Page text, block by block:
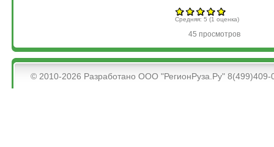
Средняя: 5 (1 оценка)
45 просмотров
&bsps;
© 2010-2026 Разработано ООО "РегионРуза.Ру" 8(499)409-